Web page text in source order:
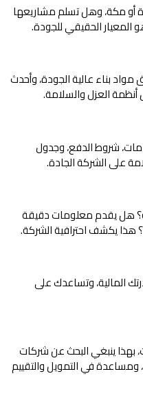
أو مكة، وهل تسلم مشاريعها
المعيار الحقيقي للجودة.
بناء عالية الجودة، وأحدث
أنظمة العزل والسلامة.
شروط الدفع، وجدول
على الشركة الجادة.
هل يقدم معلومات دقيقة
يكشف احترافية الشركة.
المالية، وتساعدك على
ينبغي البحث عن شركات
ومساعدة في التمويل والتقييم